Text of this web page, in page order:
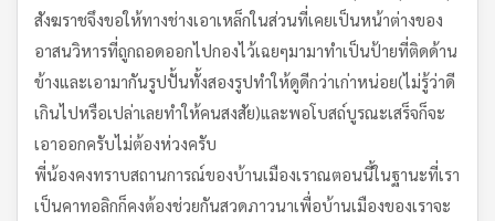
สังฆราชจึงขอให้ทางช่างเอาเหล็กในส่วนที่เคยเป็นหน้าต่างของ
อาสนวิหารที่ถูกถอดออกไปกองไว้เฉยๆมามาทำเป็นป้ายที่ติดด้าน
ข้างและเอามากันรูปปั้นทั้งสองรูปทำให้ดูดีกว่าเก่าหน่อย(ไม่รู้ว่าดี
เกินไปหรือเปล่าเลยทำให้คนสงสัย)และพอโบสถ์บูรณะเสร็จก็จะ
เอาออกครับไม่ต้องห่วงครับ
พี่น้องคงทราบสถานการณ์ของบ้านเมืองเราณตอนนี้ในฐานะที่เรา
เป็นคาทอลิกก็คงต้องช่วยกันสวดภาวนาเพื่อบ้านเมืองของเราจะ